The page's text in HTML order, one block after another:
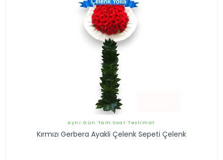
Aynı Gün Tam Saat Teslimat
Kırmızı Gerbera Ayakli Çelenk Sepeti Çelenk